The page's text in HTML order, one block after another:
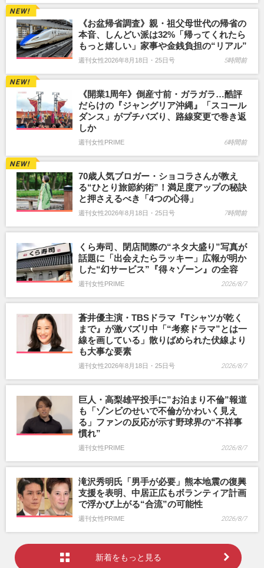
《お盆帰省調査》親・祖父母世代の帰省の
本音、しんどい派は32%「帰ってくれたら
もっと嬉しい」家事や金銭負担の“リアル”
週刊女性2026年8月18日・25日号 5時間前
《開業1周年》倒産寸前・ガラガラ…酷評
だらけの『ジャングリア沖縄』「スコール
ダンス」がプチバズり、路線変更で巻き返
しか
週刊女性PRIME 6時間前
70歳人気ブロガー・ショコラさんが教え
る“ひとり旅節約術”！満足度アップの秘訣
と押さえるべき「4つの心得」
週刊女性2026年8月18日・25日号 7時間前
くら寿司、閉店間際の“ネタ大盛り”写真が
話題に「出会えたらラッキー」広報が明か
した“幻サービス”『得々ゾーン』の全容
週刊女性PRIME 2026/8/7
蒼井優主演・TBSドラマ『Tシャツが乾く
まで』が激バズリ中「“考察ドラマ”とは一
線を画している」散りばめられた伏線より
も大事な要素
週刊女性2026年8月18日・25日号 2026/8/7
巨人・高梨雄平投手に”お泊まり不倫”報道
も「ゾンビのせいで不倫がかわいく見え
る」ファンの反応が示す野球界の“不祥事
慣れ”
週刊女性PRIME 2026/8/7
滝沢秀明氏「男手が必要」熊本地震の復興
支援を表明、中居正広もボランティア計画
で浮かび上がる“合流”の可能性
週刊女性PRIME 2026/8/7
新着をもっと見る